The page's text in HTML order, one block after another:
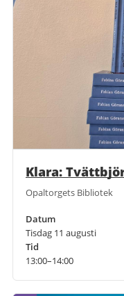
Klara:
Opaltorgets Bibliotek
Datum
Tisdag 11 augusti
Tid
13:00–14:00